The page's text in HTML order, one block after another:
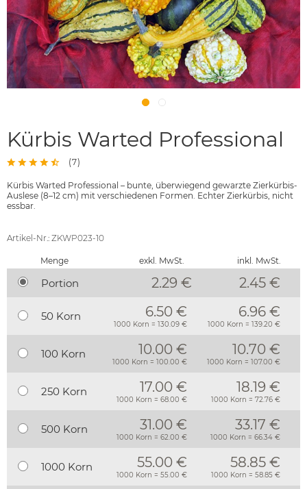
Kürbis Warted Professional
(7)
Kürbis Warted Professional – bunte, überwiegend gewarzte Zierkürbis-
Auslese (8–12 cm) mit verschiedenen Formen. Echter Zierkürbis, nicht
essbar.
Artikel-Nr.: ZKWP023-10
Menge exkl. MwSt. inkl. MwSt.
Portion 2.29 € 2.45 €
50 Korn 6.50 €
1000 Korn = 130.09 €
6.96 €
1000 Korn = 139.20 €
100 Korn 10.00 €
1000 Korn = 100.00 €
10.70 €
1000 Korn = 107.00 €
250 Korn 17.00 €
1000 Korn = 68.00 €
18.19 €
1000 Korn = 72.76 €
500 Korn 31.00 €
1000 Korn = 62.00 €
33.17 €
1000 Korn = 66.34 €
1000 Korn 55.00 €
1000 Korn = 55.00 €
58.85 €
1000 Korn = 58.85 €